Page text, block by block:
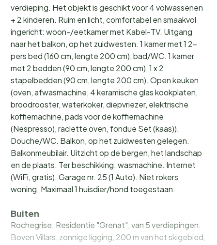
verdieping. Het objekt is geschikt voor 4 volwassenen
+ 2 kinderen. Ruim en licht, comfortabel en smaakvol
ingericht: woon-/eetkamer met Kabel-TV. Uitgang
naar het balkon, op het zuidwesten. 1 kamer met 1 2-
pers bed (160 cm, lengte 200 cm), bad/WC. 1 kamer
met 2 bedden (90 cm, lengte 200 cm), 1 x 2
stapelbedden (90 cm, lengte 200 cm). Open keuken
(oven, afwasmachine, 4 keramische glas kookplaten,
broodrooster, waterkoker, diepvriezer, elektrische
koffiemachine, pads voor de koffiemachine
(Nespresso), raclette oven, fondue Set (kaas)).
Douche/WC. Balkon, op het zuidwesten gelegen.
Balkonmeubilair. Uitzicht op de bergen, het landschap
en de plaats. Ter beschikking: wasmachine. Internet
(WiFi, gratis). Garage nr. 25 (1 Auto). Niet rokers
woning. Maximaal 1 huisdier/hond toegestaan.
Buiten
Rochegrise: Residentie "Grenat", van 5 verdiepingen.
Boven Villars, zonnige ligging, 200 m van het skigebied,